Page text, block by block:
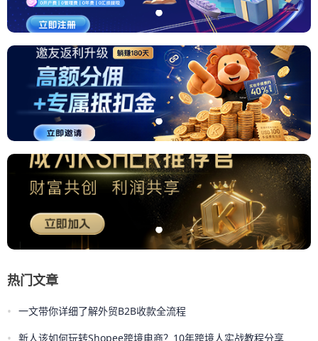
热门文章
• 一文带你详细了解外贸B2B收款全流程
新人该如何玩转Shopee跨境电商？10年跨境人实战教程分享